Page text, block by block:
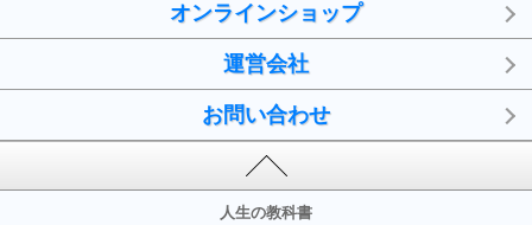
オンラインショップ
運営会社
お問い合わせ
人生の教科書